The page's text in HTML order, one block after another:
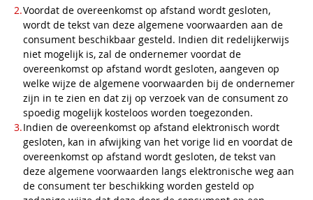
Voordat de overeenkomst op afstand wordt gesloten,
wordt de tekst van deze algemene voorwaarden aan de
consument beschikbaar gesteld. Indien dit redelijkerwijs
niet mogelijk is, zal de ondernemer voordat de
overeenkomst op afstand wordt gesloten, aangeven op
welke wijze de algemene voorwaarden bij de ondernemer
zijn in te zien en dat zij op verzoek van de consument zo
spoedig mogelijk kosteloos worden toegezonden.
Indien de overeenkomst op afstand elektronisch wordt
gesloten, kan in afwijking van het vorige lid en voordat de
overeenkomst op afstand wordt gesloten, de tekst van
deze algemene voorwaarden langs elektronische weg aan
de consument ter beschikking worden gesteld op